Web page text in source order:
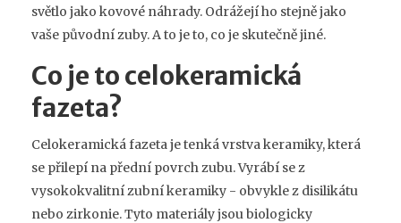
světlo jako kovové náhrady. Odrážejí ho stejně jako
vaše původní zuby. A to je to, co je skutečně jiné.
Co je to celokeramická
fazeta?
Celokeramická fazeta je tenká vrstva keramiky, která
se přilepí na přední povrch zubu. Vyrábí se z
vysokokvalitní zubní keramiky - obvykle z disilikátu
nebo zirkonie. Tyto materiály jsou biologicky